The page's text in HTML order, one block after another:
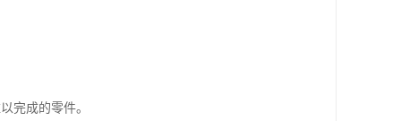
完成的零件。